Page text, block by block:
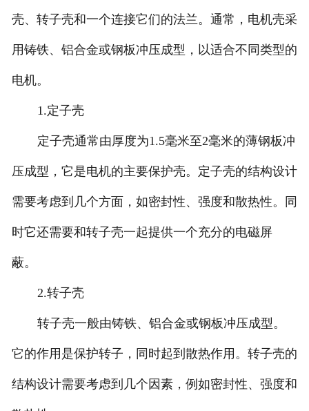
壳、转子壳和一个连接它们的法兰。通常，电机壳采
用铸铁、铝合金或钢板冲压成型，以适合不同类型的
电机。
1.定子壳
定子壳通常由厚度为1.5毫米至2毫米的薄钢板冲
压成型，它是电机的主要保护壳。定子壳的结构设计
需要考虑到几个方面，如密封性、强度和散热性。同
时它还需要和转子壳一起提供一个充分的电磁屏
蔽。
2.转子壳
转子壳一般由铸铁、铝合金或钢板冲压成型。
它的作用是保护转子，同时起到散热作用。转子壳的
结构设计需要考虑到几个因素，例如密封性、强度和